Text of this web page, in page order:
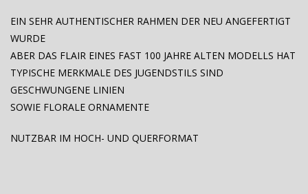
EIN SEHR AUTHENTISCHER RAHMEN DER NEU ANGEFERTIGT
WURDE
ABER DAS FLAIR EINES FAST 100 JAHRE ALTEN MODELLS HAT
TYPISCHE MERKMALE DES JUGENDSTILS SIND
GESCHWUNGENE LINIEN
SOWIE FLORALE ORNAMENTE
NUTZBAR IM HOCH- UND QUERFORMAT